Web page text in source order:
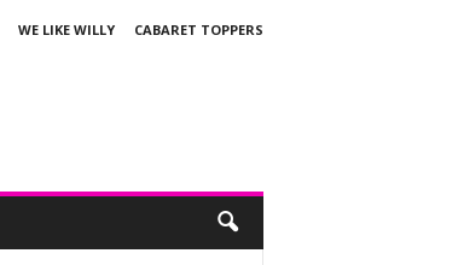
WE LIKE WILLY
CABARET TOPPERS